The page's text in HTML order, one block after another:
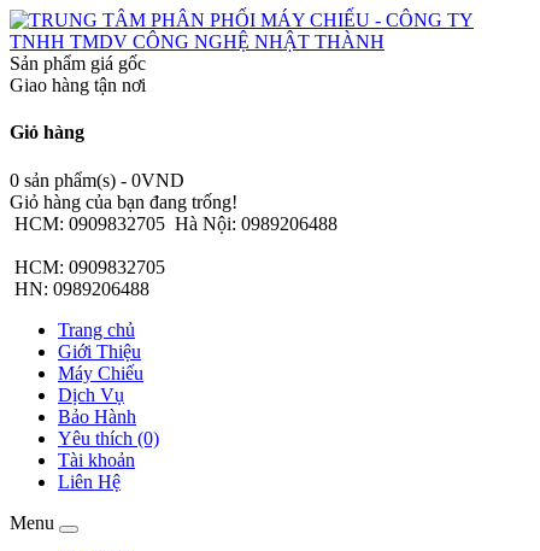
Sản phẩm giá gốc
Giao hàng tận nơi
Giỏ hàng
0 sản phẩm(s) - 0VND
Giỏ hàng của bạn đang trống!
HCM: 0909832705 Hà Nội: 0989206488
HCM: 0909832705
HN: 0989206488
Trang chủ
Giới Thiệu
Máy Chiếu
Dịch Vụ
Bảo Hành
Yêu thích (0)
Tài khoản
Liên Hệ
Menu